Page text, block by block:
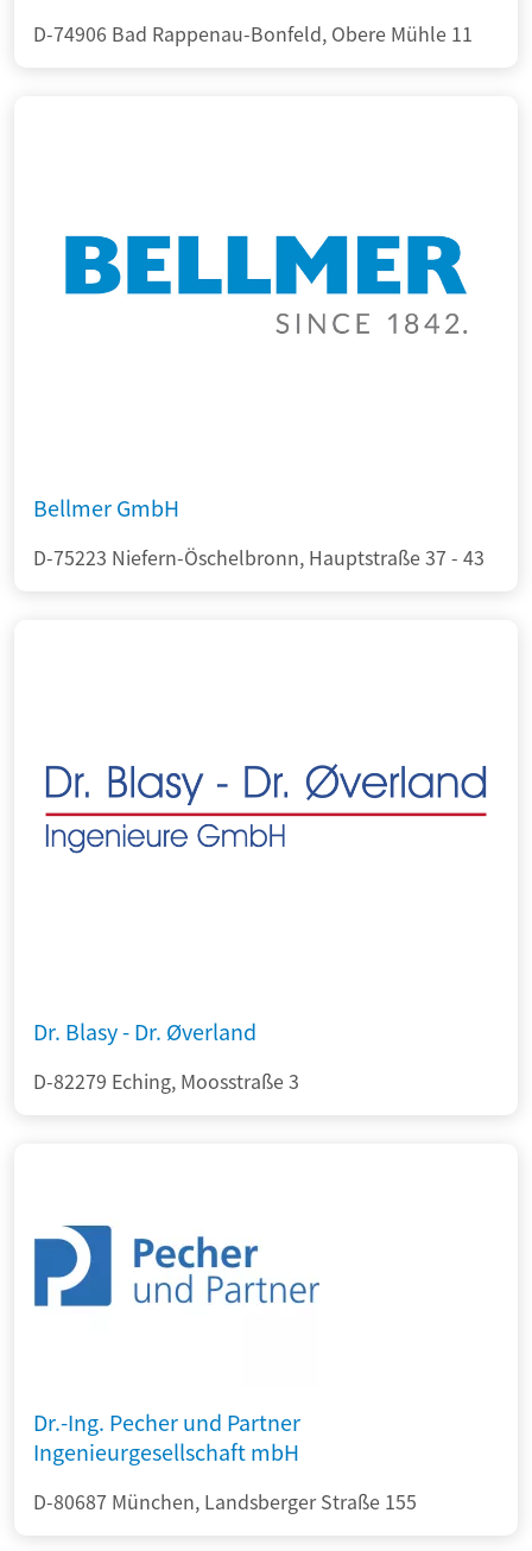
D-74906 Bad Rappenau-Bonfeld, Obere Mühle 11
Bellmer GmbH
D-75223 Niefern-Öschelbronn, Hauptstraße 37 - 43
Dr. Blasy - Dr. Øverland
D-82279 Eching, Moosstraße 3
Dr.-Ing. Pecher und Partner
Ingenieurgesellschaft mbH
D-80687 München, Landsberger Straße 155